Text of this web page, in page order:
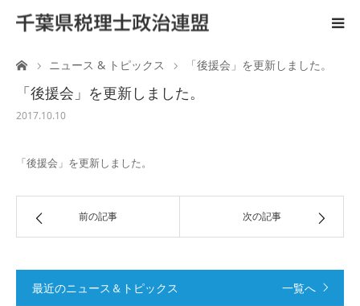
ニュース & トピックス 「後援会」を更新しました。
「後援会」を更新しました。
2017.10.10
「後援会」を更新しました。
前の記事 次の記事
最近のニュース＆トピックス 一覧へ
ホーム
ご案内
税理士と政治活動
広 報